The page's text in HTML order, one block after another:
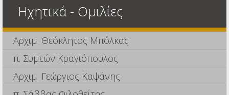
Ηχητικά - Ομιλίες
Αρχιμ. Θεόκλητος Μπόλκας
π. Συμεών Κραγιόπουλος
Αρχιμ. Γεώργιος Καψάνης